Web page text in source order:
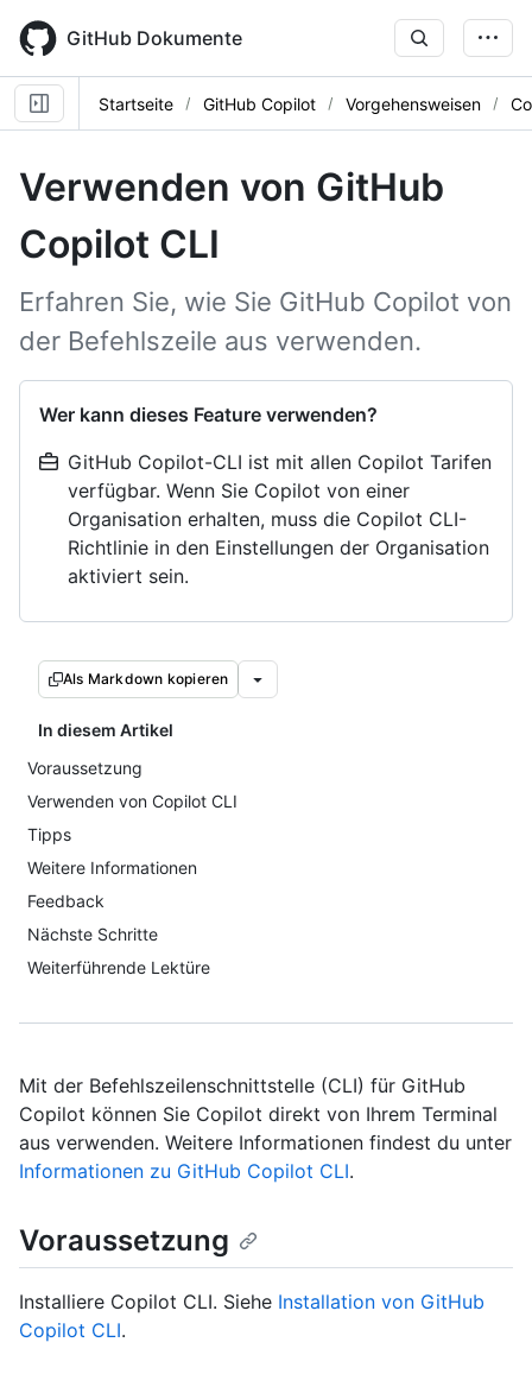
main
content
GitHub Dokumente
Startseite GitHub Copilot Vorgehensweisen
Verwenden von GitHub
Copilot CLI
Erfahren Sie, wie Sie GitHub Copilot von
der Befehlszeile aus verwenden.
Wer kann dieses Feature verwenden?
GitHub Copilot-CLI ist mit allen Copilot Tarifen
verfügbar. Wenn Sie Copilot von einer
Organisation erhalten, muss die Copilot CLI-
Richtlinie in den Einstellungen der Organisation
aktiviert sein.
Als Markdown kopieren
In diesem Artikel
Voraussetzung
Verwenden von Copilot CLI
Tipps
Weitere Informationen
Feedback
Nächste Schritte
Weiterführende Lektüre
Mit der Befehlszeilenschnittstelle (CLI) für GitHub
Copilot können Sie Copilot direkt von Ihrem Terminal
aus verwenden. Weitere Informationen findest du unter
Informationen zu GitHub Copilot CLI.
Voraussetzung
Installiere Copilot CLI. Siehe Installation von GitHub
Copilot CLI.